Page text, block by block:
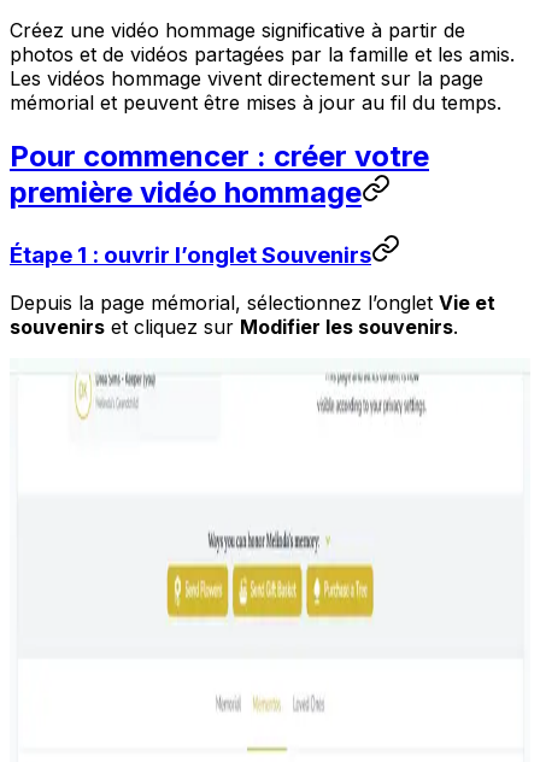
Créez une vidéo hommage significative à partir de
photos et de vidéos partagées par la famille et les amis.
Les vidéos hommage vivent directement sur la page
mémorial et peuvent être mises à jour au fil du temps.
Pour commencer : créer votre
première vidéo hommage
Étape 1 : ouvrir l’onglet Souvenirs
Depuis la page mémorial, sélectionnez l’onglet Vie et
souvenirs et cliquez sur Modifier les souvenirs.